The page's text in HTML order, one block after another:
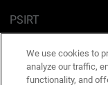
PSIRT
Cookie Policy
Privacy Policy
We use cookies to
analyze our traffic,
functionality, and